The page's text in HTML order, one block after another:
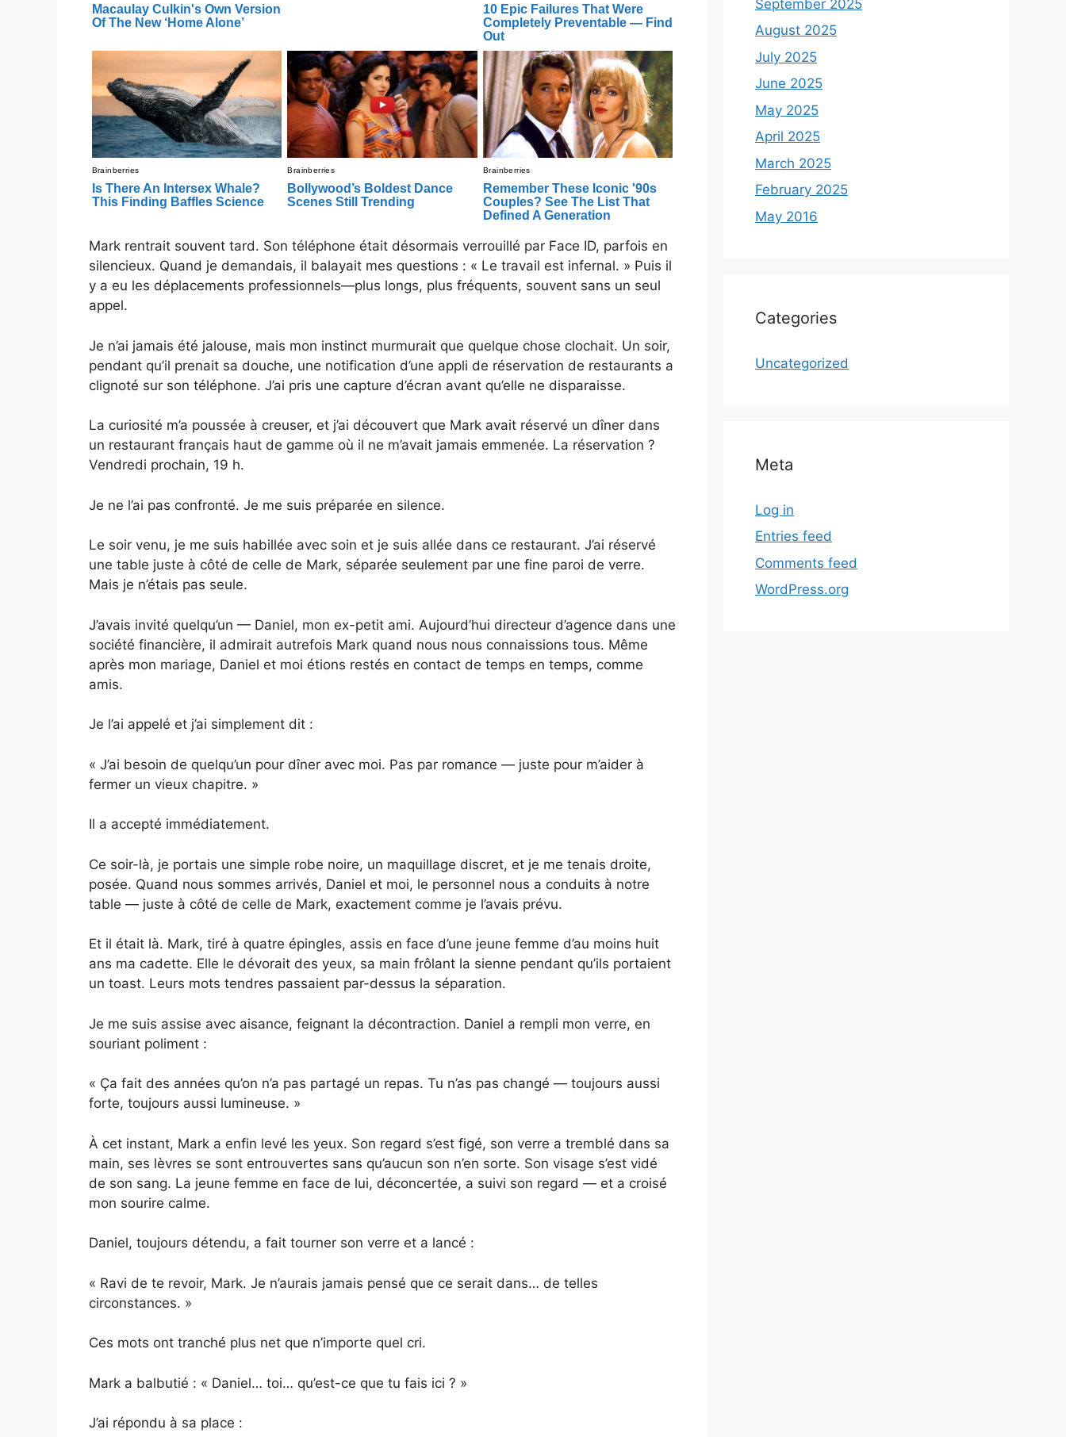
Mark rentrait souvent tard. Son téléphone était désormais verrouillé par Face ID, parfois en
silencieux. Quand je demandais, il balayait mes questions : « Le travail est infernal. » Puis il
y a eu les déplacements professionnels—plus longs, plus fréquents, souvent sans un seul
appel.
Je n’ai jamais été jalouse, mais mon instinct murmurait que quelque chose clochait. Un soir,
pendant qu’il prenait sa douche, une notification d’une appli de réservation de restaurants a
clignoté sur son téléphone. J’ai pris une capture d’écran avant qu’elle ne disparaisse.
La curiosité m’a poussée à creuser, et j’ai découvert que Mark avait réservé un dîner dans
un restaurant français haut de gamme où il ne m’avait jamais emmenée. La réservation ?
Vendredi prochain, 19 h.
Je ne l’ai pas confronté. Je me suis préparée en silence.
Le soir venu, je me suis habillée avec soin et je suis allée dans ce restaurant. J’ai réservé
une table juste à côté de celle de Mark, séparée seulement par une fine paroi de verre.
Mais je n’étais pas seule.
J’avais invité quelqu’un — Daniel, mon ex-petit ami. Aujourd’hui directeur d’agence dans une
société financière, il admirait autrefois Mark quand nous nous connaissions tous. Même
après mon mariage, Daniel et moi étions restés en contact de temps en temps, comme
amis.
Je l’ai appelé et j’ai simplement dit :
« J’ai besoin de quelqu’un pour dîner avec moi. Pas par romance — juste pour m’aider à
fermer un vieux chapitre. »
Il a accepté immédiatement.
Ce soir-là, je portais une simple robe noire, un maquillage discret, et je me tenais droite,
posée. Quand nous sommes arrivés, Daniel et moi, le personnel nous a conduits à notre
table — juste à côté de celle de Mark, exactement comme je l’avais prévu.
Et il était là. Mark, tiré à quatre épingles, assis en face d’une jeune femme d’au moins huit
ans ma cadette. Elle le dévorait des yeux, sa main frôlant la sienne pendant qu’ils portaient
un toast. Leurs mots tendres passaient par-dessus la séparation.
Je me suis assise avec aisance, feignant la décontraction. Daniel a rempli mon verre, en
souriant poliment :
« Ça fait des années qu’on n’a pas partagé un repas. Tu n’as pas changé — toujours aussi
forte, toujours aussi lumineuse. »
À cet instant, Mark a enfin levé les yeux. Son regard s’est figé, son verre a tremblé dans sa
main, ses lèvres se sont entrouvertes sans qu’aucun son n’en sorte. Son visage s’est vidé
de son sang. La jeune femme en face de lui, déconcertée, a suivi son regard — et a croisé
mon sourire calme.
Daniel, toujours détendu, a fait tourner son verre et a lancé :
« Ravi de te revoir, Mark. Je n’aurais jamais pensé que ce serait dans… de telles
circonstances. »
Ces mots ont tranché plus net que n’importe quel cri.
Mark a balbutié : « Daniel… toi… qu’est-ce que tu fais ici ? »
J’ai répondu à sa place :
September 2025
August 2025
July 2025
June 2025
May 2025
April 2025
March 2025
February 2025
May 2016
Categories
Uncategorized
Meta
Log in
Entries feed
Comments feed
WordPress.org